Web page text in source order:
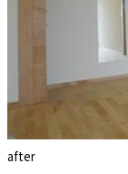
after